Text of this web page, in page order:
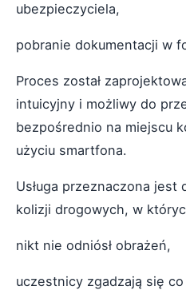
ubezpieczyciela,
pobranie dokumentacji w
Proces został
intuicyjny i możliwy do
bezpośrednio na miejscu
użyciu smartfona.
Usługa przeznaczona jest
kolizji drogowych, w
nikt nie odniósł obrażeń,
uczestnicy zgadzają się